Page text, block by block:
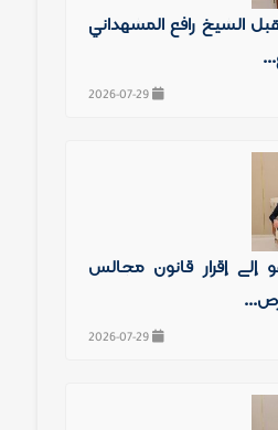
الشيخ رافع المشهداني
2026-07-29
إلى إقرار قانون مجالس
2026-07-29